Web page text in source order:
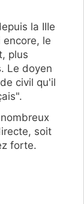
la IIIe
encore, le
plus
Le doyen
civil qu'il
soit
forte.